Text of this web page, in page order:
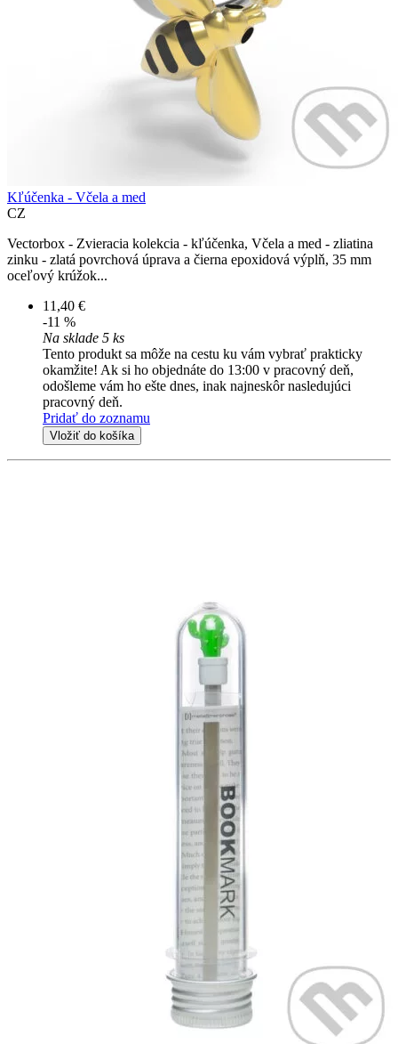
Kľúčenka - Včela a med
CZ
Vectorbox - Zvieracia kolekcia - kľúčenka, Včela a med - zliatina
zinku - zlatá povrchová úprava a čierna epoxidová výplň, 35 mm
oceľový krúžok...
11,40 €
-11 %
Na sklade 5 ks
Tento produkt sa môže na cestu ku vám vybrať prakticky
okamžite! Ak si ho objednáte do 13:00 v pracovný deň,
odošleme vám ho ešte dnes, inak najneskôr nasledujúci
pracovný deň.
Pridať do zoznamu
Vložiť do košíka